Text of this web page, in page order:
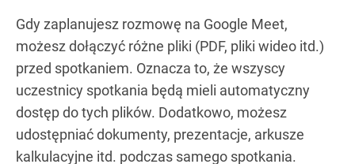
Gdy zaplanujesz rozmowę na Google Meet,
możesz dołączyć różne pliki (PDF, pliki wideo itd.)
przed spotkaniem. Oznacza to, że wszyscy
uczestnicy spotkania będą mieli automatyczny
dostęp do tych plików. Dodatkowo, możesz
udostępniać dokumenty, prezentacje, arkusze
kalkulacyjne itd. podczas samego spotkania.